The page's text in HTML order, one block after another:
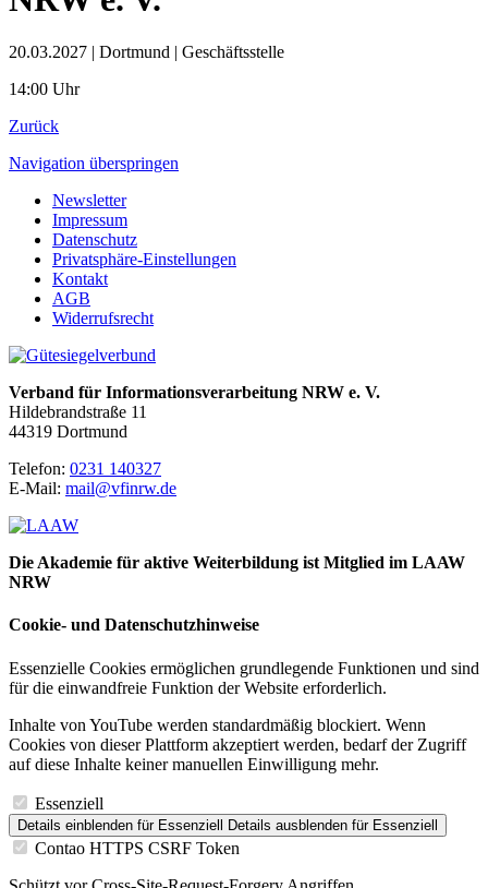
20.03.2027 | Dortmund | Geschäftsstelle
14:00 Uhr
Zurück
Navigation überspringen
Newsletter
Impressum
Datenschutz
Privatsphäre-Einstellungen
Kontakt
AGB
Widerrufsrecht
Verband für Informationsverarbeitung NRW e. V.
Hildebrandstraße 11
44319 Dortmund
Telefon: 0231 140327
E-Mail: mail@vfinrw.de
Die Akademie für aktive Weiterbildung ist Mitglied im LAAW
NRW
Cookie- und Datenschutzhinweise
Essenzielle Cookies ermöglichen grundlegende Funktionen und sind
für die einwandfreie Funktion der Website erforderlich.
Inhalte von YouTube werden standardmäßig blockiert. Wenn
Cookies von dieser Plattform akzeptiert werden, bedarf der Zugriff
auf diese Inhalte keiner manuellen Einwilligung mehr.
Essenziell
Details einblenden für Essenziell Details ausblenden für Essenziell
Contao HTTPS CSRF Token